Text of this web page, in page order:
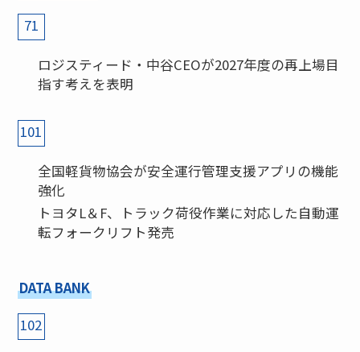
71
ロジスティード・中谷CEOが2027年度の再上場目
指す考えを表明
101
全国軽貨物協会が安全運行管理支援アプリの機能
強化
トヨタL＆F、トラック荷役作業に対応した自動運
転フォークリフト発売
DATA BANK
102